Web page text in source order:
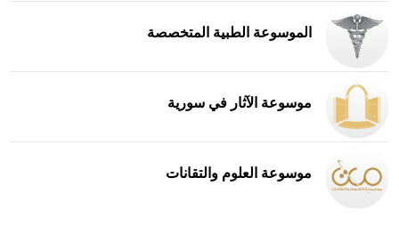
الموسوعة الطبية المتخصصة
موسوعة الآثار في سورية
موسوعة العلوم والتقانات